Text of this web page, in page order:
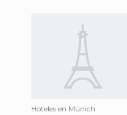
Hoteles en Múnich